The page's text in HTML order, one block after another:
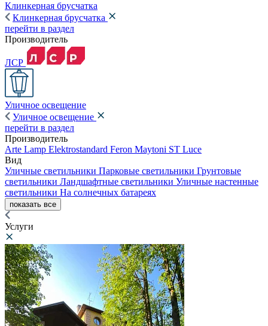
Клинкерная брусчатка
Клинкерная брусчатка
перейти в раздел
Производитель
ЛСР
Уличное освещение
Уличное освещение
перейти в раздел
Производитель
Arte Lamp Elektrostandard Feron Maytoni ST Luce
Вид
Уличные светильники Парковые светильники Грунтовые
светильники Ландшафтные светильники Уличные настенные
светильники На солнечных батареях
показать все
Услуги